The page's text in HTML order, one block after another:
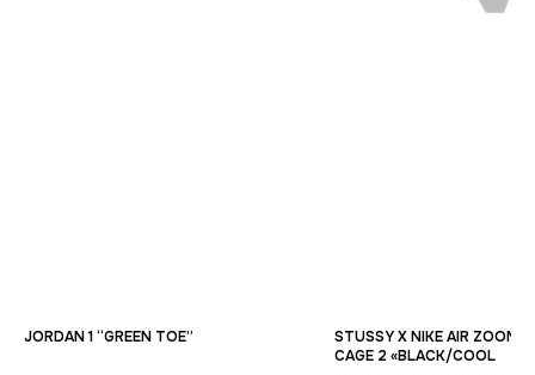
JORDAN 1 “GREEN TOE”
STUSSY X NIKE AIR ZOOM
CAGE 2 «BLACK/COOL